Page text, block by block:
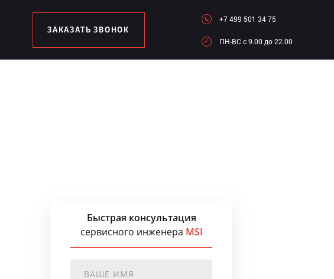
ЗАКАЗАТЬ ЗВОНОК
+7 499 501 34 75
ПН-ВC c 9.00 до 22.00
Быстрая консультация
сервисного инженера MSI